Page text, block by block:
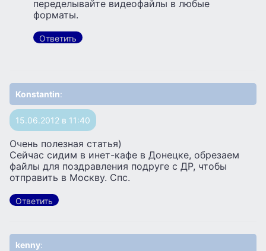
переделывайте видеофайлы в любые
форматы.
Ответить
Konstantin:
15.06.2012 в 11:40
Очень полезная статья)
Сейчас сидим в инет-кафе в Донецке, обрезаем
файлы для поздравления подруге с ДР, чтобы
отправить в Москву. Спс.
Ответить
kenny: